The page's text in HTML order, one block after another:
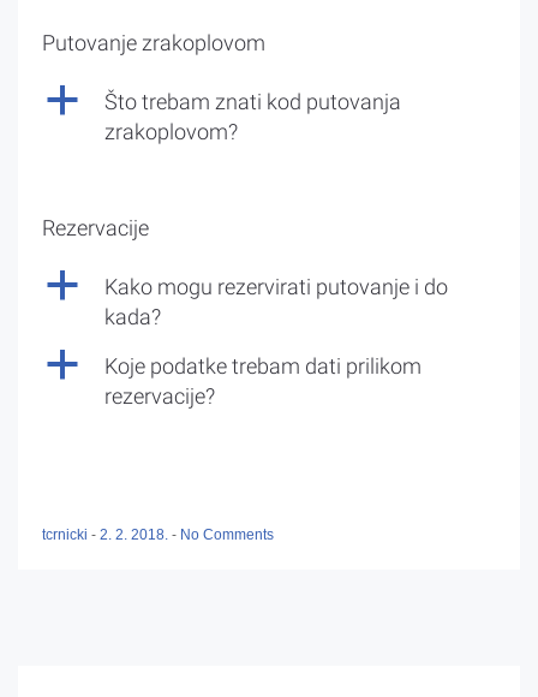
Putovanje zrakoplovom
a
Što trebam znati kod putovanja
zrakoplovom?
Rezervacije
a
Kako mogu rezervirati putovanje i do
kada?
a
Koje podatke trebam dati prilikom
rezervacije?
tcrnicki - 2. 2. 2018. - No Comments